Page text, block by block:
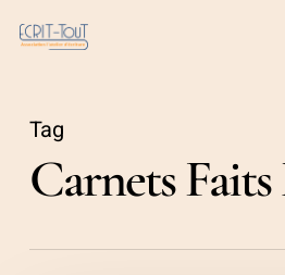
Skip
content
Tag
Carnets